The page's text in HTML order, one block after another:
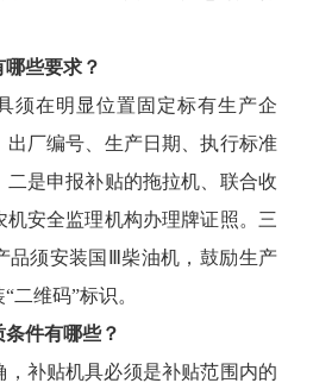
哪些要求？
须在明显位置固定标有生产企
出厂编号、生产日期、执行标准
是申报补贴的拖拉机、联合收
安全监理机构办理牌证照。三
品须安装国Ⅲ柴油机，鼓励生产
二维码”标识。
件有哪些？
，补贴机具必须是补贴范围内的